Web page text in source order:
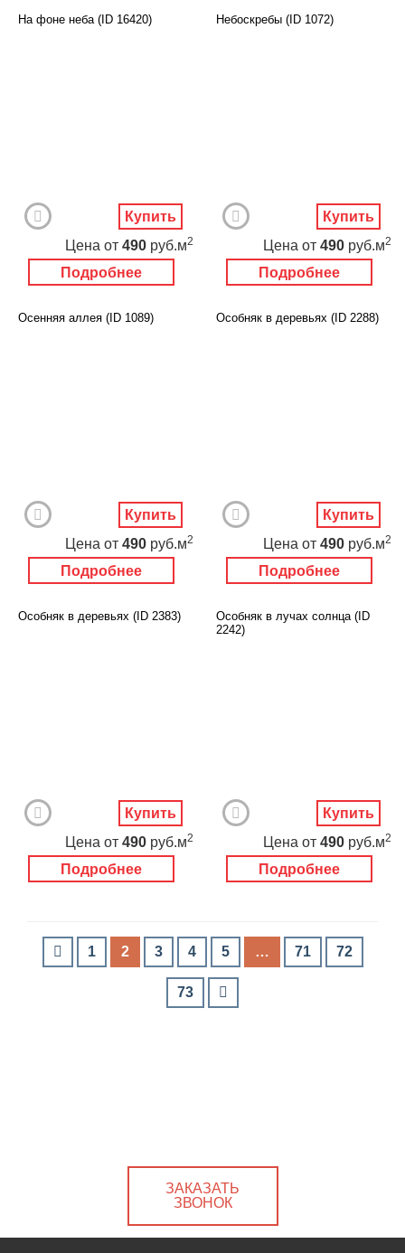
На фоне неба (ID 16420)
Подробнее
Цена от 490 руб.м2
Купить
Небоскребы (ID 1072)
Подробнее
Цена от 490 руб.м2
Купить
Осенняя аллея (ID 1089)
Подробнее
Цена от 490 руб.м2
Купить
Особняк в деревьях (ID 2288)
Подробнее
Цена от 490 руб.м2
Купить
Особняк в деревьях (ID 2383)
Подробнее
Цена от 490 руб.м2
Купить
Особняк в лучах солнца (ID
2242)
Подробнее
Цена от 490 руб.м2
Купить
1 2 3 4 5 … 71 72
73
ЗАКАЗАТЬ
ЗВОНОК